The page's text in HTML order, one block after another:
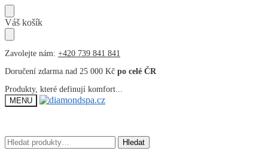
Přeskočit
na
navigaci
Přeskočit
na
obsah
Váš košík
Zavolejte nám: +420 739 841 841
Doručení zdarma nad 25 000 Kč po celé ČR
Produkty, které definují komfort...
MENU
Hledat: Hledat
Hledat: Hledat